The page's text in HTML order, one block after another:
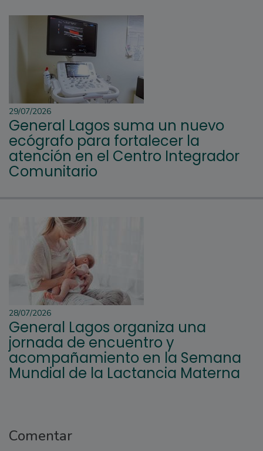
29/07/2026
General Lagos suma un nuevo
ecógrafo para fortalecer la
atención en el Centro Integrador
Comunitario
28/07/2026
General Lagos organiza una
jornada de encuentro y
acompañamiento en la Semana
Mundial de la Lactancia Materna
Comentar